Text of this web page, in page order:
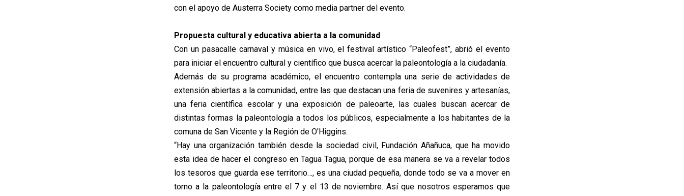
con el apoyo de Austerra Society como media partner del evento.
Propuesta cultural y educativa abierta a la comunidad
Con un pasacalle carnaval y música en vivo, el festival artístico “Paleofest”, abrió el evento
para iniciar el encuentro cultural y científico que busca acercar la paleontología a la ciudadanía.
Además de su programa académico, el encuentro contempla una serie de actividades de
extensión abiertas a la comunidad, entre las que destacan una feria de suvenires y artesanías,
una feria científica escolar y una exposición de paleoarte, las cuales buscan acercar de
distintas formas la paleontología a todos los públicos, especialmente a los habitantes de la
comuna de San Vicente y la Región de O'Higgins.
“Hay una organización también desde la sociedad civil, Fundación Añañuca, que ha movido
esta idea de hacer el congreso en Tagua Tagua, porque de esa manera se va a revelar todos
los tesoros que guarda ese territorio…, es una ciudad pequeña, donde todo se va a mover en
torno a la paleontología entre el 7 y el 13 de noviembre. Así que nosotros esperamos que